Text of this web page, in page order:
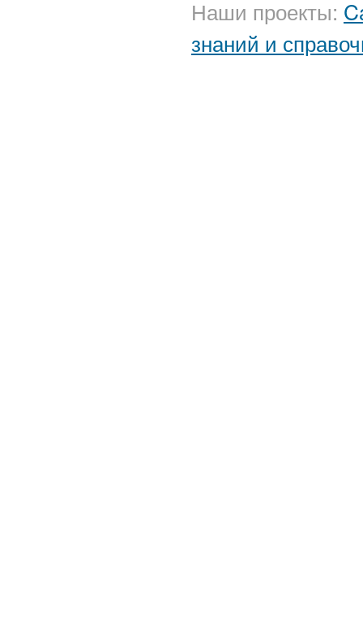
Наши проекты:
знаний и